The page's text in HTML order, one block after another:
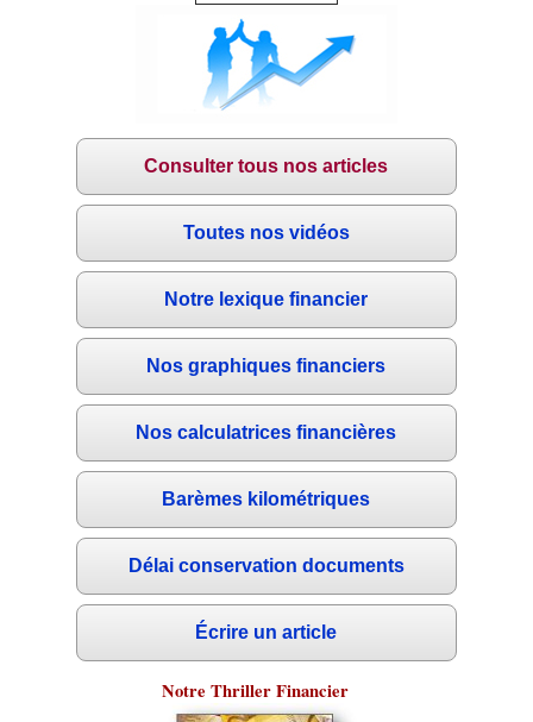
Consulter tous nos articles
Toutes nos vidéos
Notre lexique financier
Nos graphiques financiers
Nos calculatrices financières
Barèmes kilométriques
Délai conservation documents
Écrire un article
Notre Thriller Financier